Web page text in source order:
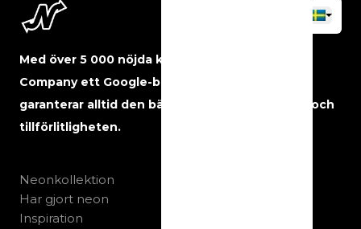
Med över 5 000 nöjda kunder har The Neon
Company ett Google-betyg på 5 stjärnor och
garanterar alltid den bästa kvaliteten, servicen och
tillförlitligheten.
Neonkollektion
Har gjort neon
Inspiration